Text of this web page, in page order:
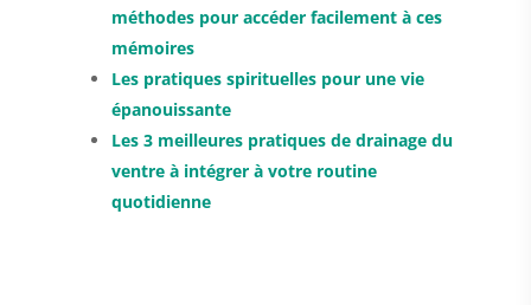
méthodes pour accéder facilement à ces
mémoires
Les pratiques spirituelles pour une vie
épanouissante
Les 3 meilleures pratiques de drainage du
ventre à intégrer à votre routine
quotidienne